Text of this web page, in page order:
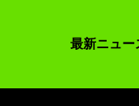
最新ニュー